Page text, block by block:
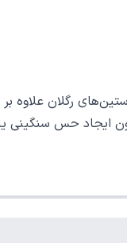
رگلان علاوه
ایجاد حس
از بهترین الیاف
مناسب برای